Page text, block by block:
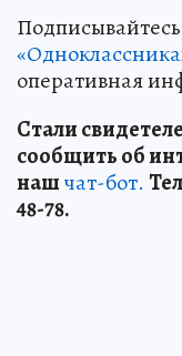
оперативная
Стали
сообщить об
нашчат-бот.
48-78.